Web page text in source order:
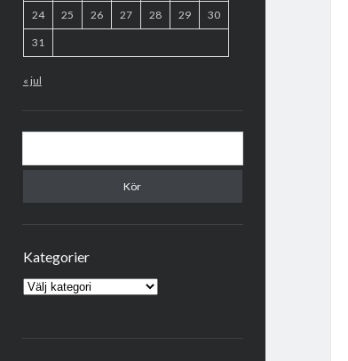
24 25 26 27 28 29 30
31
« jul
Kategorier
Kategorier